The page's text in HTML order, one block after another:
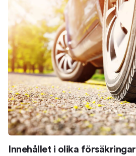
Innehållet i olika försäkringar